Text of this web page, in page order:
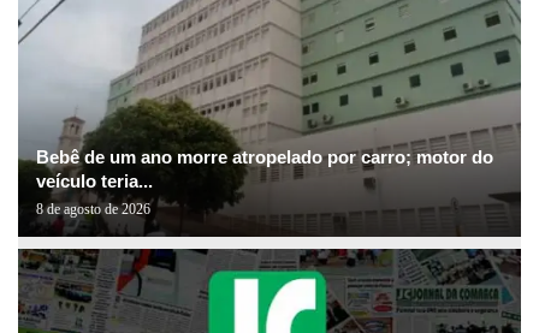
Bebê de um ano morre atropelado por carro; motor do
veículo teria...
8 de agosto de 2026